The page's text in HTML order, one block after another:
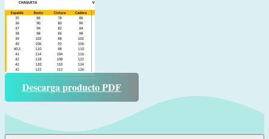
Descarga producto PDF